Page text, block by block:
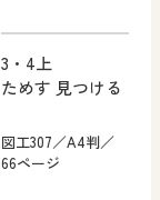
3・4上
ためす 見つける
図工307／A4判／
66ページ